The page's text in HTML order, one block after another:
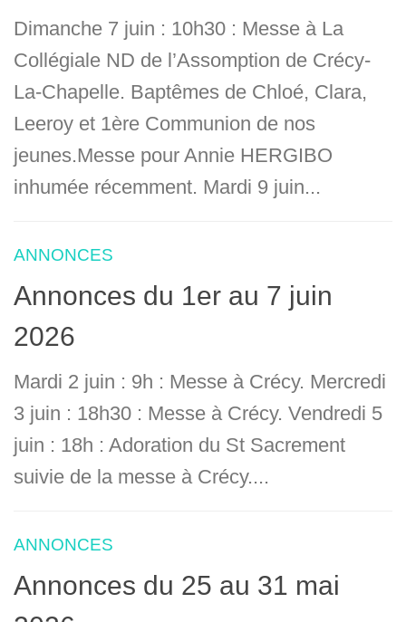
Dimanche 7 juin : 10h30 : Messe à La
Collégiale ND de l’Assomption de Crécy-
La-Chapelle. Baptêmes de Chloé, Clara,
Leeroy et 1ère Communion de nos
jeunes.Messe pour Annie HERGIBO
inhumée récemment. Mardi 9 juin...
ANNONCES
Annonces du 1er au 7 juin
2026
Mardi 2 juin : 9h : Messe à Crécy. Mercredi
3 juin : 18h30 : Messe à Crécy. Vendredi 5
juin : 18h : Adoration du St Sacrement
suivie de la messe à Crécy....
ANNONCES
Annonces du 25 au 31 mai